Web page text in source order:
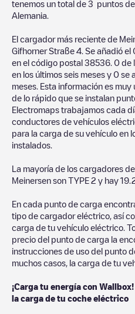
tenemos un total de 3 puntos
Alemania
El cargador más reciente de
Gifhorner Straße 4 . Se añadió el
en el código postal 38536 0 de
en los últimos seis meses y 0 se
meses. Esta información es
de lo rápido que se instalan
Electromaps trabajamos cada
conductores de vehículos
para la carga de su vehículo en
instalados.
La mayoría de los cargadores
Meinersen son TYPE 2 y hay
En cada punto de carga
tipo de cargador eléctrico, así
carga de tu vehículo eléctrico.
precio del punto de carga la
instrucciones de uso del punto
muchos casos, la carga de tu
¡Carga tu energía con
la carga de tu coche eléctrico